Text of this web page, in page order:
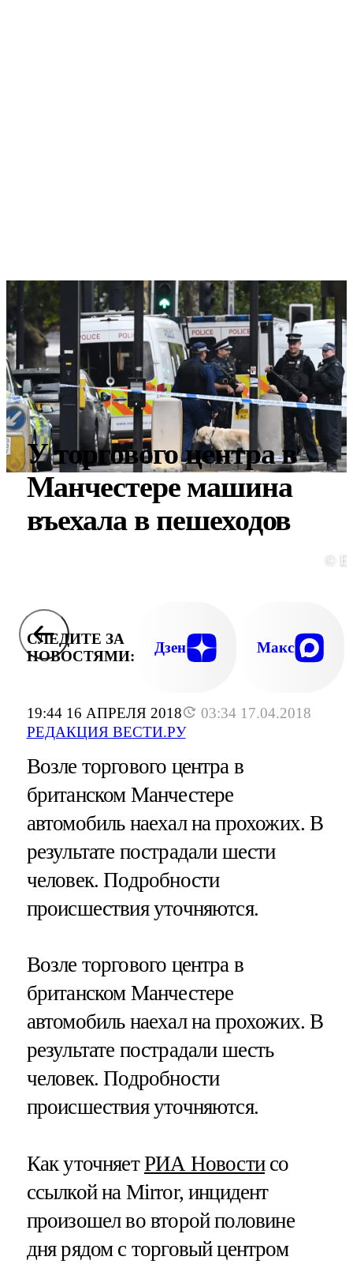
19:44 16 АПРЕЛЯ 2018
03:34 17.04.2018
РЕДАКЦИЯ ВЕСТИ.РУ
У торгового центра в
Манчестере машина
въехала в пешеходов
©
СЛЕДИТЕ ЗА
НОВОСТЯМИ:
Дзен Макс
Возле торгового центра в
британском Манчестере
автомобиль наехал на прохожих. В
результате пострадали шести
человек. Подробности
происшествия уточняются.
Возле торгового центра в
британском Манчестере
автомобиль наехал на прохожих. В
результате пострадали шесть
человек. Подробности
происшествия уточняются.
Как уточняетРИА Новостисо
ссылкой на Mirror, инцидент
произошел во второй половине
дня рядом с торговый центром